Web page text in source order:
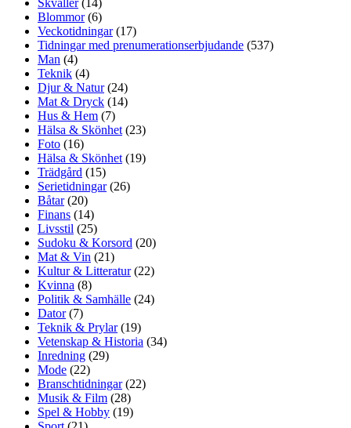
Blommor (6)
Veckotidningar (17)
Tidningar med prenumerationserbjudande (537)
Man (4)
Teknik (4)
Djur & Natur (24)
Mat & Dryck (14)
Hus & Hem (7)
Hälsa & Skönhet (23)
Foto (16)
Hälsa & Skönhet (19)
Trädgård (15)
Serietidningar (26)
Båtar (20)
Finans (14)
Livsstil (25)
Sudoku & Korsord (20)
Mat & Vin (21)
Kultur & Litteratur (22)
Kvinna (8)
Politik & Samhälle (24)
Dator (7)
Teknik & Prylar (19)
Vetenskap & Historia (34)
Inredning (29)
Mode (22)
Branschtidningar (22)
Musik & Film (28)
Spel & Hobby (19)